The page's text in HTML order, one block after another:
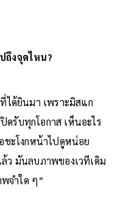
ถึงจุดไหน?
ได้ยินมา เพราะมิสแก
ดรับทุกโอกาส เห็นอะไร
ชะโงกหน้าไปดูหน่อย
ว มันลบภาพของเวทีเดิม
จำใด ๆ”